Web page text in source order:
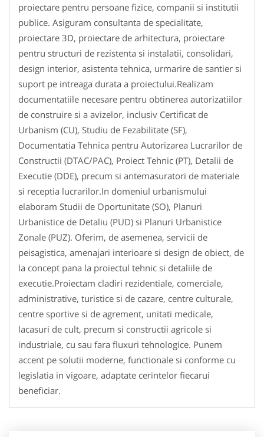
proiectare pentru persoane fizice, companii si institutii
publice. Asiguram consultanta de specialitate,
proiectare 3D, proiectare de arhitectura, proiectare
pentru structuri de rezistenta si instalatii, consolidari,
design interior, asistenta tehnica, urmarire de santier si
suport pe intreaga durata a proiectului.Realizam
documentatiile necesare pentru obtinerea autorizatiilor
de construire si a avizelor, inclusiv Certificat de
Urbanism (CU), Studiu de Fezabilitate (SF),
Documentatia Tehnica pentru Autorizarea Lucrarilor de
Constructii (DTAC/PAC), Proiect Tehnic (PT), Detalii de
Executie (DDE), precum si antemasuratori de materiale
si receptia lucrarilor.In domeniul urbanismului
elaboram Studii de Oportunitate (SO), Planuri
Urbanistice de Detaliu (PUD) si Planuri Urbanistice
Zonale (PUZ). Oferim, de asemenea, servicii de
peisagistica, amenajari interioare si design de obiect, de
la concept pana la proiectul tehnic si detaliile de
executie.Proiectam cladiri rezidentiale, comerciale,
administrative, turistice si de cazare, centre culturale,
centre sportive si de agrement, unitati medicale,
lacasuri de cult, precum si constructii agricole si
industriale, cu sau fara fluxuri tehnologice. Punem
accent pe solutii moderne, functionale si conforme cu
legislatia in vigoare, adaptate cerintelor fiecarui
beneficiar.